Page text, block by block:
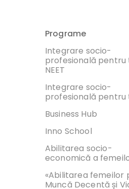
Programe
Integrare socio-
profesională pentru
NEET
Integrare socio-
profesională pentru
Business Hub
Inno School
Abilitarea socio-
economică a
«Abilitarea femeilor
Muncă Decentă și